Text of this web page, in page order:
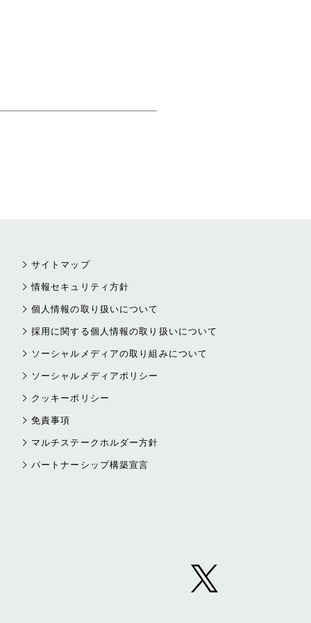
サイトマップ
情報セキュリティ方針
個人情報の取り扱いについて
採用に関する個人情報の取り扱いについて
ソーシャルメディアの取り組みについて
ソーシャルメディアポリシー
クッキーポリシー
免責事項
マルチステークホルダー方針
パートナーシップ構築宣言